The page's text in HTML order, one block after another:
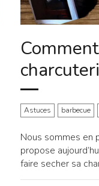
Astuces barbecue
Nous sommes en
propose
faire secher sa